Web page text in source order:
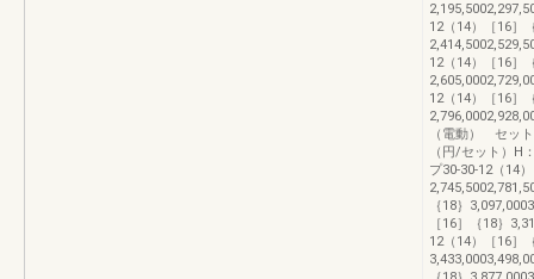
12（14）［16］
12（14）［16］
12（14）［16］
（電動） セッ
（円/セット）H
プ30-30-12（14
｛18｝
［16］｛18｝
12（14）［16］